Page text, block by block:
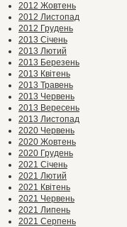
2012 Жовтень
2012 Листопад
2012 Грудень
2013 Січень
2013 Лютий
2013 Березень
2013 Квітень
2013 Травень
2013 Червень
2013 Вересень
2013 Листопад
2020 Червень
2020 Жовтень
2020 Грудень
2021 Січень
2021 Лютий
2021 Квітень
2021 Червень
2021 Липень
2021 Серпень